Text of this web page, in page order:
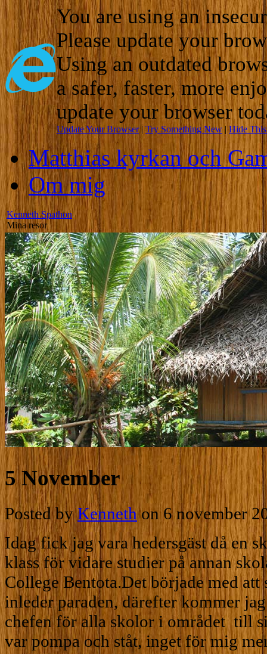
You are using an
Please update your
Using an outdated
a safer, faster, more
update your browser
Update Your Browser| Try Something New|Hide
Matthias kyrkan och
Om mig
Kenneth Spathon
Mina resor
5 November
Posted byKennethon 6 november
Idag fick jag vara hedersgäst då en
klass för vidare studier på annan
College Bentota.Det började med att
inleder paraden, därefter kommer
chefen för alla skolor i området till
var pompa och ståt, inget för mig